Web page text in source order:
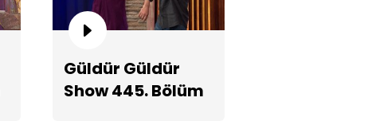
Güldür Güldür
Show 445. Bölüm